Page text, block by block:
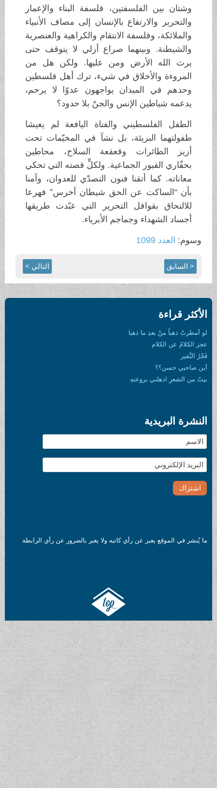
وشتان بين الفلسفتين، فلسفة البناء والإعمار
والتحرير والارتفاع بالإنسان إلى مصاف الأنبياء
والملائكة، وفلسفة الانتقام والكراهية والعنصرية
والشيطنة. وبينهما صراع أزلي لا يتوقف حتى
يرث الله الأرض ومن عليها. ولكن هل من
المروءة والأخلاق في شيء، ترك أهل فلسطين
وحدهم في الميدان يواجهون عدوّا لا يرحم،
يدعمه شياطين الإنس والجنّ بلا حدود؟
الطفل الفلسطيني والفتاة اليافعة لم يعيشا
طفولتهما البريئة، بل نشآ في المخيّمات تحت
أزيز الطائرات وقعقعة السلاح، محاطين
بحفّاري القبور الجماعية. ولكلٍّ قصته التي تحكي
معاناته. كما أتقنا فنون التصدّي للعدوان، وآمنا
بأن “الساكت عن الحق شيطان أخرس” فهرعا
للالتحاق بقوافل التحرير التي عبّدت طريقها
أجساد الشهداء وجماجم الأبرياء.
وسوم:العدد 1099
< السابق التالي >
الأكثر قراءة
لو أمطرتْ ذهباً منْ بعدِ ما ذهبا
عجز الكلامُ عن الكلام
فَجْرُ النَّفير
أين صاحبي حسن؟؟
بيتٌ من الشعرِ اذهلني بروعتهِ
النشرة البريدية
ما يُنشر في الموقع يعبر عن رأي كاتبه ولا يعبر بالضرور عن رأي الرابطة